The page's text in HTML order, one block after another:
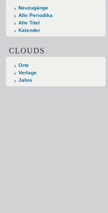
Neuzugänge
Alle Periodika
Alle Titel
Kalender
CLOUDS
Orte
Verlage
Jahre